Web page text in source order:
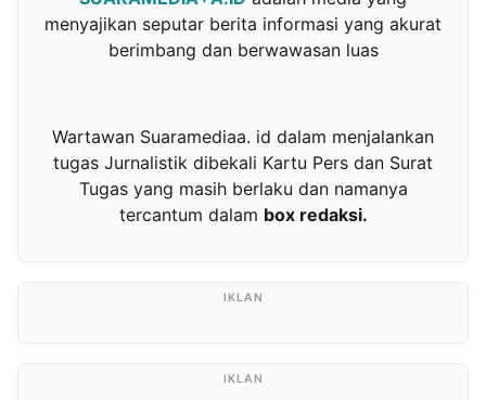
menyajikan seputar berita informasi yang akurat
berimbang dan berwawasan luas
Wartawan Suaramediaa. id dalam menjalankan
tugas Jurnalistik dibekali Kartu Pers dan Surat
Tugas yang masih berlaku dan namanya
tercantum dalam box redaksi.